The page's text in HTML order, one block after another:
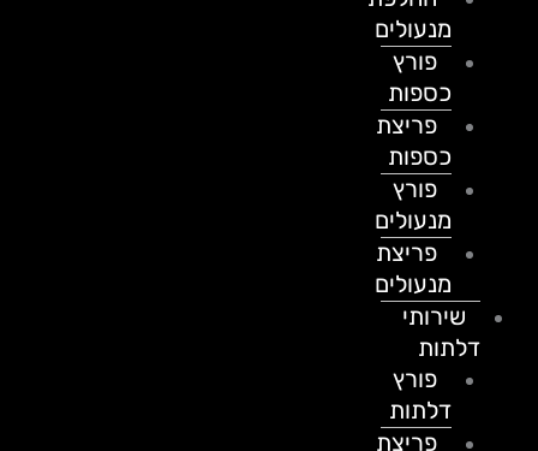
מנעולים
פורץ
כספות
פריצת
כספות
פורץ
מנעולים
פריצת
מנעולים
שירותי
דלתות
פורץ
דלתות
פריצת